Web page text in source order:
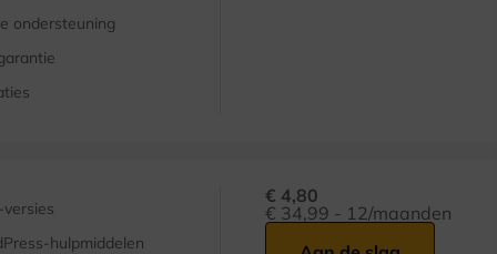
ondersteuning
hulpmiddelen
€ 4,80
€ 34,99 - 12/maanden